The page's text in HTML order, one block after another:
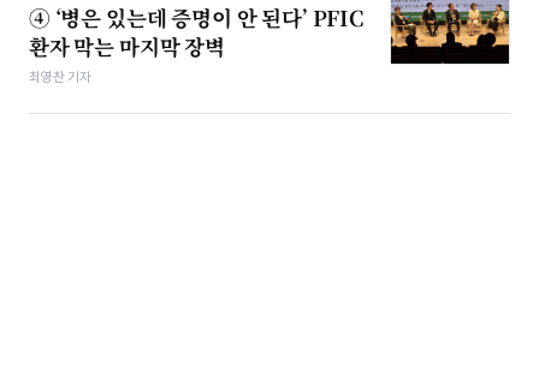
④ ‘병은 있는데 증명이 안 된다’ PFIC
환자 막는 마지막 장벽
최영찬 기자